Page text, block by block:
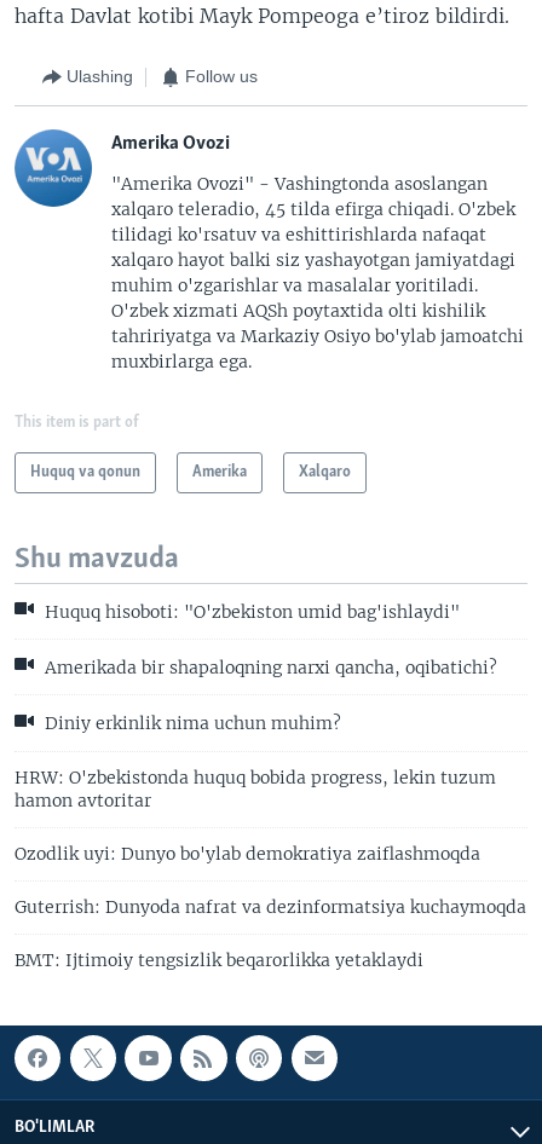
hafta Davlat kotibi Mayk Pompeoga e’tiroz bildirdi.
Ulashing Follow us
Amerika Ovozi
"Amerika Ovozi" - Vashingtonda asoslangan
xalqaro teleradio, 45 tilda efirga chiqadi. O'zbek
tilidagi ko'rsatuv va eshittirishlarda nafaqat
xalqaro hayot balki siz yashayotgan jamiyatdagi
muhim o'zgarishlar va masalalar yoritiladi.
O'zbek xizmati AQSh poytaxtida olti kishilik
tahririyatga va Markaziy Osiyo bo'ylab jamoatchi
muxbirlarga ega.
This item is part of
Huquq va qonun Amerika Xalqaro
Shu mavzuda
Huquq hisoboti: "O'zbekiston umid bag'ishlaydi"
Amerikada bir shapaloqning narxi qancha, oqibatichi?
Diniy erkinlik nima uchun muhim?
HRW: O'zbekistonda huquq bobida progress, lekin tuzum
hamon avtoritar
Ozodlik uyi: Dunyo bo'ylab demokratiya zaiflashmoqda
Guterrish: Dunyoda nafrat va dezinformatsiya kuchaymoqda
BMT: Ijtimoiy tengsizlik beqarorlikka yetaklaydi
BO'LIMLAR